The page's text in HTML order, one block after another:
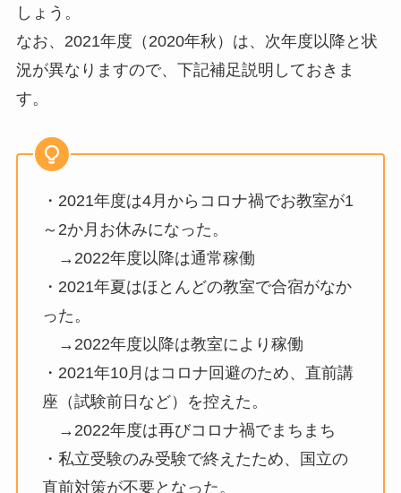
しょう。
なお、2021年度（2020年秋）は、次年度以降と状
況が異なりますので、下記補足説明しておきま
す。
・2021年度は4月からコロナ禍でお教室が1
～2か月お休みになった。
→2022年度以降は通常稼働
・2021年夏はほとんどの教室で合宿がなか
った。
→2022年度以降は教室により稼働
・2021年10月はコロナ回避のため、直前講
座（試験前日など）を控えた。
→2022年度は再びコロナ禍でまちまち
・私立受験のみ受験で終えたため、国立の
直前対策が不要となった。